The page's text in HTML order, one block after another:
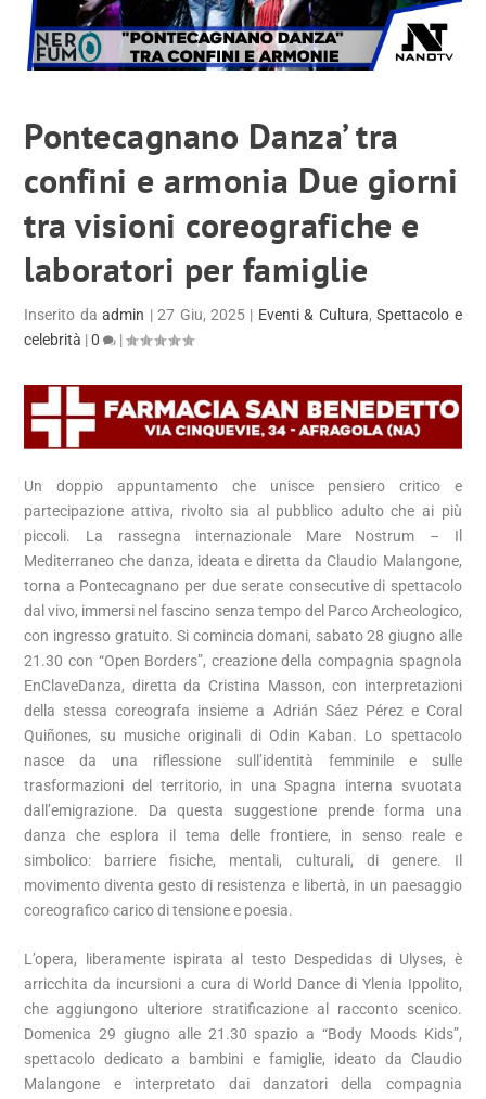
Pontecagnano Danza’ tra
confini e armonia Due giorni
tra visioni coreografiche e
laboratori per famiglie
Inserito daadmin |27 Giu, 2025 | Eventi & Cultura,Spettacolo e
celebrità |0 |
Un doppio appuntamento che unisce pensiero critico e
partecipazione attiva, rivolto sia al pubblico adulto che ai più
piccoli. La rassegna internazionale Mare Nostrum – Il
Mediterraneo che danza, ideata e diretta da Claudio Malangone,
torna a Pontecagnano per due serate consecutive di spettacolo
dal vivo, immersi nel fascino senza tempo del Parco Archeologico,
con ingresso gratuito. Si comincia domani, sabato 28 giugno alle
21.30 con “Open Borders”, creazione della compagnia spagnola
EnClaveDanza, diretta da Cristina Masson, con interpretazioni
della stessa coreografa insieme a Adrián Sáez Pérez e Coral
Quiñones, su musiche originali di Odin Kaban. Lo spettacolo
nasce da una riflessione sull’identità femminile e sulle
trasformazioni del territorio, in una Spagna interna svuotata
dall’emigrazione. Da questa suggestione prende forma una
danza che esplora il tema delle frontiere, in senso reale e
simbolico: barriere fisiche, mentali, culturali, di genere. Il
movimento diventa gesto di resistenza e libertà, in un paesaggio
coreografico carico di tensione e poesia.
L’opera, liberamente ispirata al testo Despedidas di Ulyses, è
arricchita da incursioni a cura di World Dance di Ylenia Ippolito,
che aggiungono ulteriore stratificazione al racconto scenico.
Domenica 29 giugno alle 21.30 spazio a “Body Moods Kids”,
spettacolo dedicato a bambini e famiglie, ideato da Claudio
Malangone e interpretato dai danzatori della compagnia